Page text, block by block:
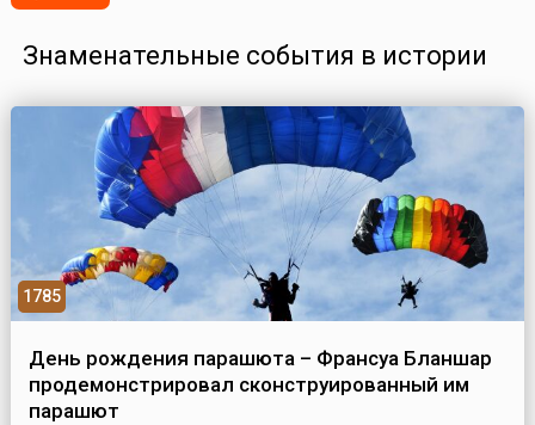
Знаменательные события в истории
1785
День рождения парашюта – Франсуа Бланшар
продемонстрировал сконструированный им
парашют